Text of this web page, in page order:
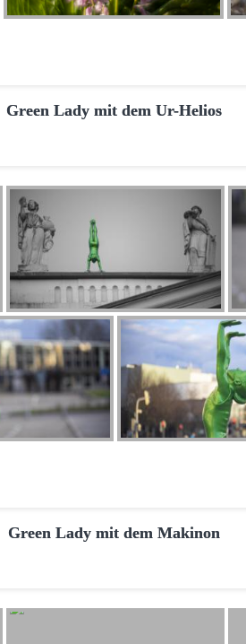
Green Lady mit dem Ur-Helios
Green Lady mit dem Makinon